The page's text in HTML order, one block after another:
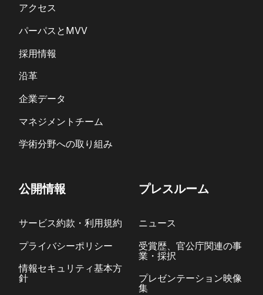
アクセス
パーパスとMVV
採用情報
沿革
企業データ
マネジメントチーム
学術分野への取り組み
公開情報
サービス約款・利用規約
プライバシーポリシー
情報セキュリティ基本方
針
プレスルーム
ニュース
受賞歴、官公庁関連の事
業・採択
プレゼンテーション映像
集